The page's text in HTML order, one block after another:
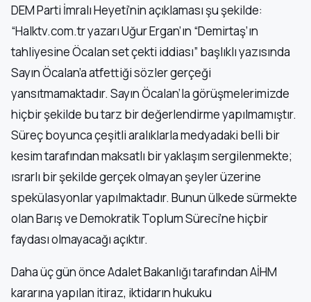
DEM Parti İmralı Heyeti’nin açıklaması şu şekilde:
“Halktv.com.tr yazarı Uğur Ergan’ın “Demirtaş’ın
tahliyesine Öcalan set çekti iddiası” başlıklı yazısında
Sayın Öcalan’a atfettiği sözler gerçeği
yansıtmamaktadır. Sayın Öcalan’la görüşmelerimizde
hiçbir şekilde bu tarz bir değerlendirme yapılmamıştır.
Süreç boyunca çeşitli aralıklarla medyadaki belli bir
kesim tarafından maksatlı bir yaklaşım sergilenmekte;
ısrarlı bir şekilde gerçek olmayan şeyler üzerine
spekülasyonlar yapılmaktadır. Bunun ülkede sürmekte
olan Barış ve Demokratik Toplum Süreci’ne hiçbir
faydası olmayacağı açıktır.
Daha üç gün önce Adalet Bakanlığı tarafından AİHM
kararına yapılan itiraz, iktidarın hukuku